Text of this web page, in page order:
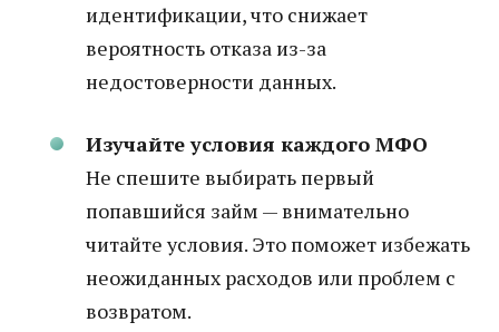
идентификации, что снижает
вероятность отказа из-за
недостоверности данных.
Изучайте условия каждого МФО
Не спешите выбирать первый
попавшийся займ — внимательно
читайте условия. Это поможет избежать
неожиданных расходов или проблем с
возвратом.